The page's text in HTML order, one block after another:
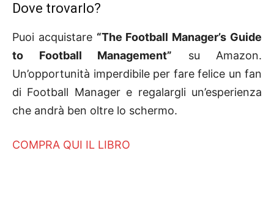
Dove trovarlo?
Puoi acquistare “The Football Manager’s Guide
to Football Management” su Amazon.
Un’opportunità imperdibile per fare felice un fan
di Football Manager e regalargli un’esperienza
che andrà ben oltre lo schermo.
COMPRA QUI IL LIBRO